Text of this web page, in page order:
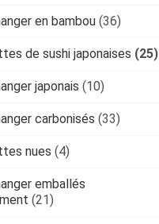
en bambou (36)
de sushi japonaises (25)
japonais (10)
carbonisés (33)
nues (4)
emballés
(21)